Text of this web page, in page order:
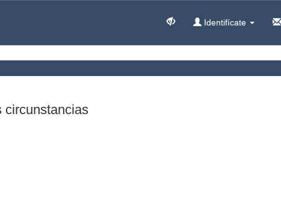
Identifícate
circunstancias